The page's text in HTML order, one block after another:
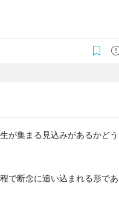
が集まる見込みがあるかどう
で断念に追い込まれる形であ